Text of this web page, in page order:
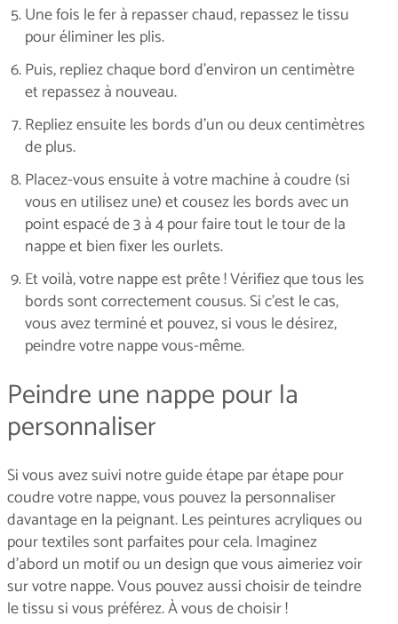
Une fois le fer à repasser chaud, repassez le tissu
pour éliminer les plis.
Puis, repliez chaque bord d’environ un centimètre
et repassez à nouveau.
Repliez ensuite les bords d’un ou deux centimètres
de plus.
Placez-vous ensuite à votre machine à coudre (si
vous en utilisez une) et cousez les bords avec un
point espacé de 3 à 4 pour faire tout le tour de la
nappe et bien fixer les ourlets.
Et voilà, votre nappe est prête ! Vérifiez que tous les
bords sont correctement cousus. Si c’est le cas,
vous avez terminé et pouvez, si vous le désirez,
peindre votre nappe vous-même.
Peindre une nappe pour la
personnaliser
Si vous avez suivi notre guide étape par étape pour
coudre votre nappe, vous pouvez la personnaliser
davantage en la peignant. Les peintures acryliques ou
pour textiles sont parfaites pour cela. Imaginez
d’abord un motif ou un design que vous aimeriez voir
sur votre nappe. Vous pouvez aussi choisir de teindre
le tissu si vous préférez. À vous de choisir !